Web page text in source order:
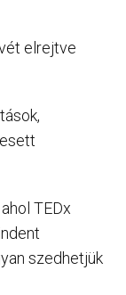
elrejtve
TEDx
szedhetjük